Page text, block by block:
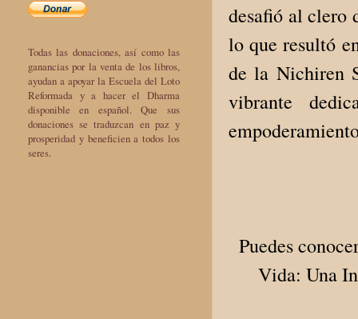
desafió al clero
lo que resultó
de la Nichiren
vibrante
Puedes
Vida: Una
Todas las donaciones, así como las
ganancias por la venta de los libros,
ayudan a apoyar la Escuela del Loto
Reformada y a hacer el Dharma
disponible en español. Que sus
donaciones se traduzcan en paz y
prosperidad y beneficien a todos los
seres.